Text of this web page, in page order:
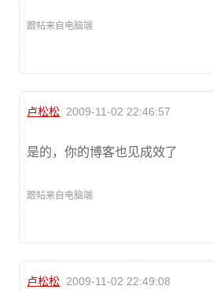
跟帖来自电脑端
卢松松 2009-11-02 22:46:57
是的，你的博客也见成效了
跟帖来自电脑端
卢松松 2009-11-02 22:49:08